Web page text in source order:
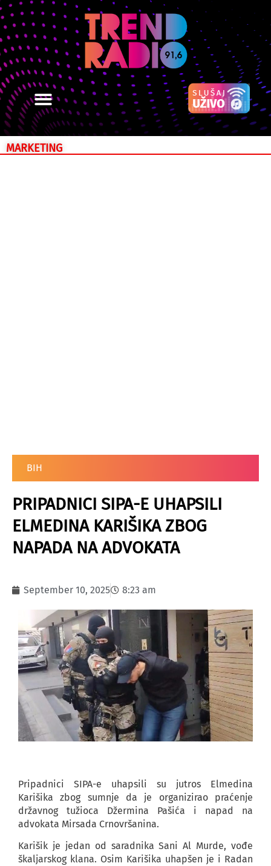
MARKETING
BIH
PRIPADNICI SIPA-E UHAPSILI
ELMEDINA KARIŠIKA ZBOG
NAPADA NA ADVOKATA
September 10, 2025 8:23 am
Pripadnici SIPA-e uhapsili su jutros Elmedina
Karišika zbog sumnje da je organizirao praćenje
državnog tužioca Džermina Pašića i napad na
advokata Mirsada Crnovršanina.
Karišik je jedan od saradnika Sani Al Murde, vođe
škaljarskog klana. Osim Karišika uhapšen je i Radan